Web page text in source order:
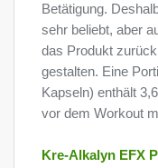
Betätigung.
sehr beliebt, aber
das Produkt
gestalten. Eine
Kapseln) enthält
vor dem Workout
Kre-Alkalyn EFX